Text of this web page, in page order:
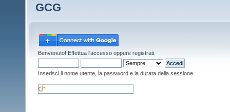
GCG
Benvenuto! Effettua l'accesso oppure registrati
Inserisci il nome utente, la password e la durata della sessione.